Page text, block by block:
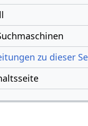
zu dieser